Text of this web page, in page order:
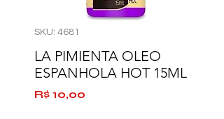
SKU: 4681
LA PIMIENTA OLEO
ESPANHOLA HOT 15ML
R$ 10,00